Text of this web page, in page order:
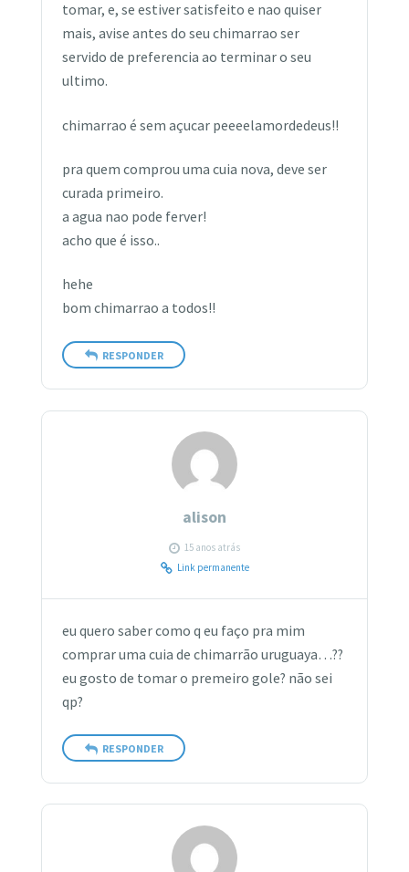
tomar, e, se estiver satisfeito e nao quiser
mais, avise antes do seu chimarrao ser
servido de preferencia ao terminar o seu
ultimo.
chimarrao é sem açucar peeeelamordedeus!!
pra quem comprou uma cuia nova, deve ser
curada primeiro.
a agua nao pode ferver!
acho que é isso..
hehe
bom chimarrao a todos!!
RESPONDER
alison
15 anos atrás
Link permanente
eu quero saber como q eu faço pra mim
comprar uma cuia de chimarrão uruguaya…??
eu gosto de tomar o premeiro gole? não sei
qp?
RESPONDER